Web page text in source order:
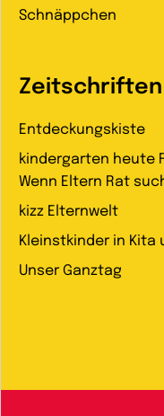
Schnäppchen
Zeitschriften
Entdeckungskiste
kindergarten heute
Wenn Eltern Rat
kizz Elternwelt
Kleinstkinder in Kita
Unser Ganztag